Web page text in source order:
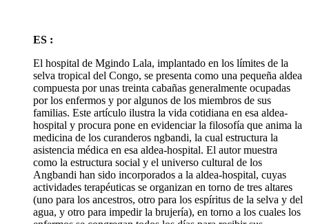
ES :
El hospital de Mgindo Lala, implantado en los límites de la
selva tropical del Congo, se presenta como una pequeña aldea
compuesta por unas treinta cabañas generalmente ocupadas
por los enfermos y por algunos de los miembros de sus
familias. Este artículo ilustra la vida cotidiana en esa aldea-
hospital y procura pone en evidenciar la filosofía que anima la
medicina de los curanderos ngbandi, la cual estructura la
asistencia médica en esa aldea-hospital. El autor muestra
como la estructura social y el universo cultural de los
Angbandi han sido incorporados a la aldea-hospital, cuyas
actividades terapéuticas se organizan en torno de tres altares
(uno para los ancestros, otro para los espíritus de la selva y del
agua, y otro para impedir la brujería), en torno a los cuales los